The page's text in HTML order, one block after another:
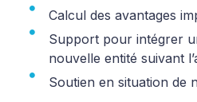
Calcul des avantages
Support pour intégrer
nouvelle entité suivant
Soutien en situation de